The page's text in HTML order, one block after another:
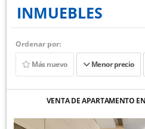
INMUEBLES
Ordenar por:
Más nuevo
Menor precio
VENTA DE APARTAMENTO